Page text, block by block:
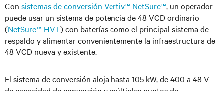
Con sistemas de conversión Vertiv™ NetSure™, un operador
puede usar un sistema de potencia de 48 VCD ordinario
(NetSure™ HVT) con baterías como el principal sistema de
respaldo y alimentar convenientemente la infraestructura de
48 VCD nueva y existente.
El sistema de conversión aloja hasta 105 kW, de 400 a 48 V